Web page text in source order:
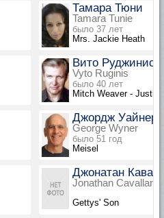
Тамара Тюни
Tamara Tunie
было 37 лет
Mrs. Jackie Heath
Вито Руджинис
Vyto Ruginis
было 40 лет
Mitch Weaver -
Джордж Уайнер
George Wyner
было 51 год
Meisel
Джонатан
Jonathan Cavallary
Gettys' Son